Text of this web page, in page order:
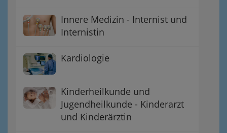
Innere Medizin - Internist und
Internistin
Kardiologie
Kinderheilkunde und
Jugendheilkunde - Kinderarzt
und Kinderärztin